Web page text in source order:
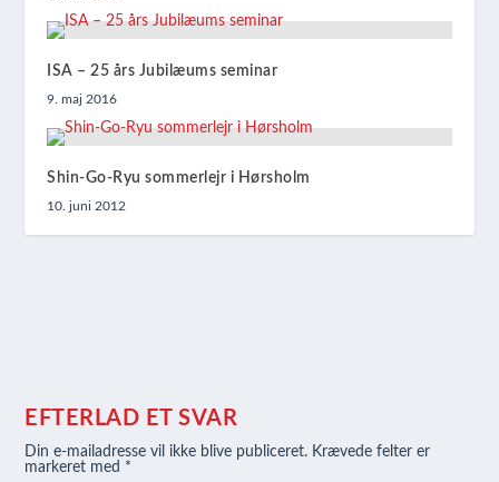
ISA – 25 års Jubilæums seminar
9. maj 2016
Shin-Go-Ryu sommerlejr i Hørsholm
10. juni 2012
EFTERLAD ET SVAR
Din e-mailadresse vil ikke blive publiceret. Krævede felter er
markeret med *